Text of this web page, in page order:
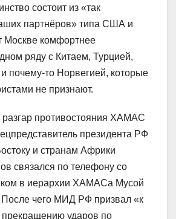
состоит из «так
партнёров» типа США и
Москве комфортнее
ряду с Китаем, Турцией,
почему-то Норвегией, которые
не признают.
разгар противостояния ХАМАС
президента РФ
и странам Африки
связался по телефону со
в иерархии ХАМАСа Мусой
чего МИД РФ призвал «к
ударов по